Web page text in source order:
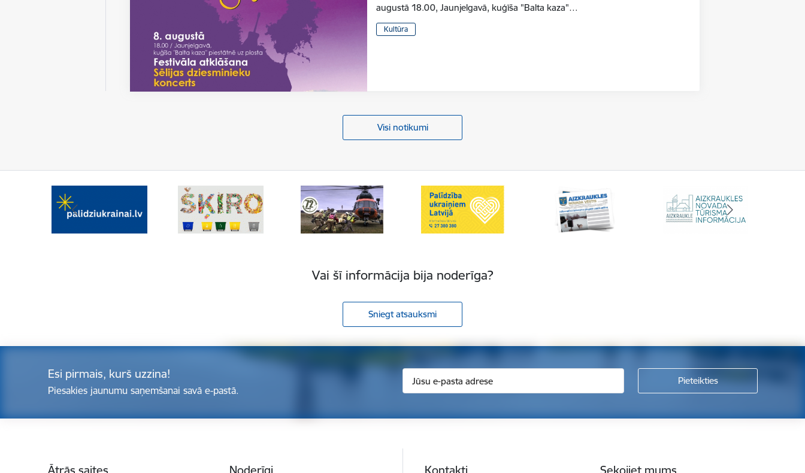
augustā 18.00, Jaunjelgavā, kuģīša "Balta kaza"…
Kultūra
Visi notikumi
Vai šī informācija bija noderīga?
Sniegt atsauksmi
Esi pirmais, kurš uzzina!
Piesakies jaunumu saņemšanai savā e-pastā.
Ātrās saites Noderīgi Kontakti Sekojiet mums